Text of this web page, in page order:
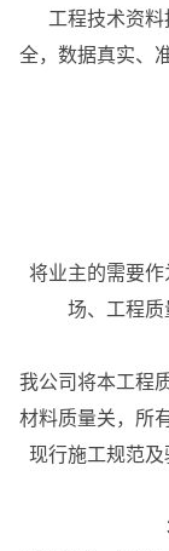
工程技术资料
全，数据真实、
将业主的需要
场、工程质
我公司将本工程
材料质量关，所
现行施工规范